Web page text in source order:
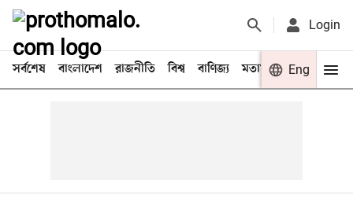
Login
সর্বশেষ বাংলাদেশ রাজনীতি বিশ্ব বাণিজ্য মতামত খেলা
Eng